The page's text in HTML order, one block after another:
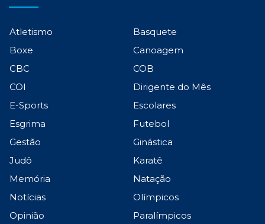
Atletismo
Basquete
Boxe
Canoagem
CBC
COB
COI
Dirigente do Mês
E-Sports
Escolares
Esgrima
Futebol
Gestão
Ginástica
Judô
Karatê
Memória
Natação
Notícias
Olímpicos
Opinião
Paralímpicos